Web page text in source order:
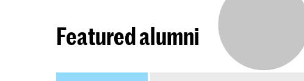
Featured alumni